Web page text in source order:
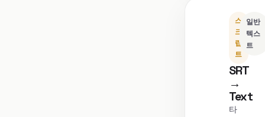
스
크
립
트
SRT
→
Text
타
일반
텍스
트